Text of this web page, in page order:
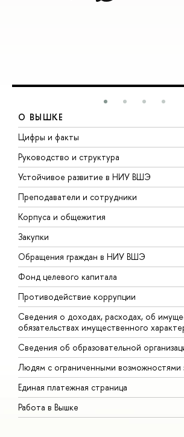
О ВЫШКЕ
Цифры и факты
Руководство и структура
Устойчивое развитие в НИУ ВШЭ
Преподаватели и сотрудники
Корпуса и общежития
Закупки
Обращения граждан в НИУ ВШЭ
Фонд целевого капитала
Противодействие коррупции
Сведения о доходах, расходах, об
обязательствах имущественного
Сведения об образовательной
Людям с ограниченными возможностями
Единая платежная страница
Работа в Вышке